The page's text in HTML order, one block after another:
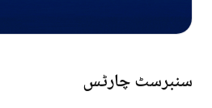
سنبرسٹ چارٹس